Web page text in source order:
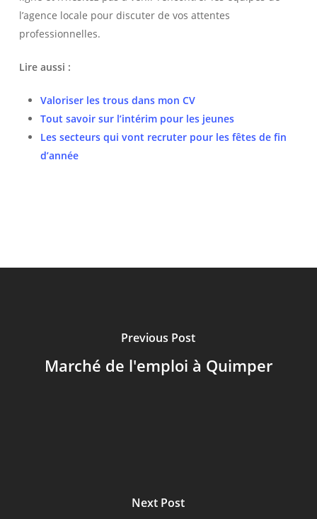
l’agence locale pour discuter de vos attentes
professionnelles.
Lire aussi :
Valoriser les trous dans mon CV
Tout savoir sur l’intérim pour les jeunes
Les secteurs qui vont recruter pour les fêtes de fin
d’année
Previous Post
Marché de l'emploi à Quimper
Next Post